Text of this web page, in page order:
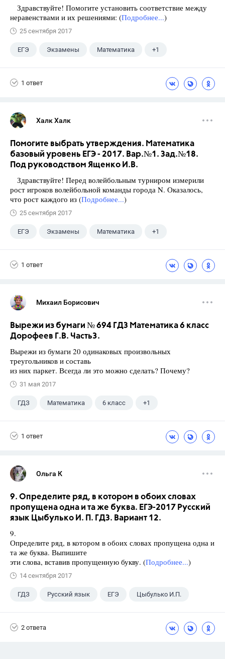
Здравствуйте! Помогите установить соответствие между
неравенствами и их решениями: (Подробнее...)
25 сентября 2017
ЕГЭ Экзамены Математика +1
1 ответ
Халк Халк
Помогите выбрать утверждения. Математика
базовый уровень ЕГЭ - 2017. Вар.№1. Зад.№18.
Под руководством Ященко И.В.
Здравствуйте! Перед волейбольным турниром измерили
рост игроков волейбольной команды города N. Оказалось,
что рост каждого из (Подробнее...)
25 сентября 2017
ЕГЭ Экзамены Математика +1
1 ответ
Михаил Борисович
Вырежи из бумаги № 694 ГДЗ Математика 6 класс
Дорофеев Г.В. Часть3.
Вырежи из бумаги 20 одинаковых произвольных
треугольников и составь
из них паркет. Всегда ли это можно сделать? Почему?
31 мая 2017
ГДЗ Математика 6 класс +1
1 ответ
Ольга К
9. Определите ряд, в котором в обоих словах
пропущена одна и та же буква. ЕГЭ-2017 Русский
язык Цыбулько И. П. ГДЗ. Вариант 12.
9.
Определите ряд, в котором в обоих словах пропущена одна и
та же буква. Выпишите
эти слова, вставив пропущенную букву. (Подробнее...)
14 сентября 2017
ГДЗ Русский язык ЕГЭ Цыбулько И.П.
2 ответа